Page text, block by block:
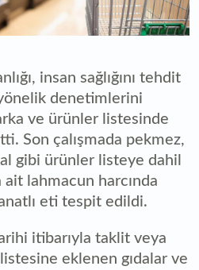
insan sağlığını tehdit
denetimlerini
ve ürünler listesinde
Son çalışmada pekmez,
gibi ürünler listeye dahil
lahmacun harcında
eti tespit edildi.
itibarıyla taklit veya
eklenen gıdalar ve